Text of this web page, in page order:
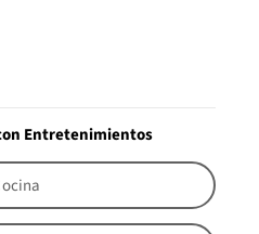
Entretenimientos